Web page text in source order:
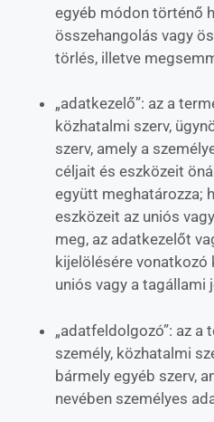
egyéb módon történő
összehangolás vagy
törlés, illetve
„adatkezelő”: az a
közhatalmi szerv,
szerv, amely a
céljait és eszközeit
együtt meghatározza;
eszközeit az uniós
meg, az adatkezelőt
kijelölésére
uniós vagy a tagállami
„adatfeldolgozó”: az a
személy, közhatalmi
bármely egyéb szerv,
nevében személyes